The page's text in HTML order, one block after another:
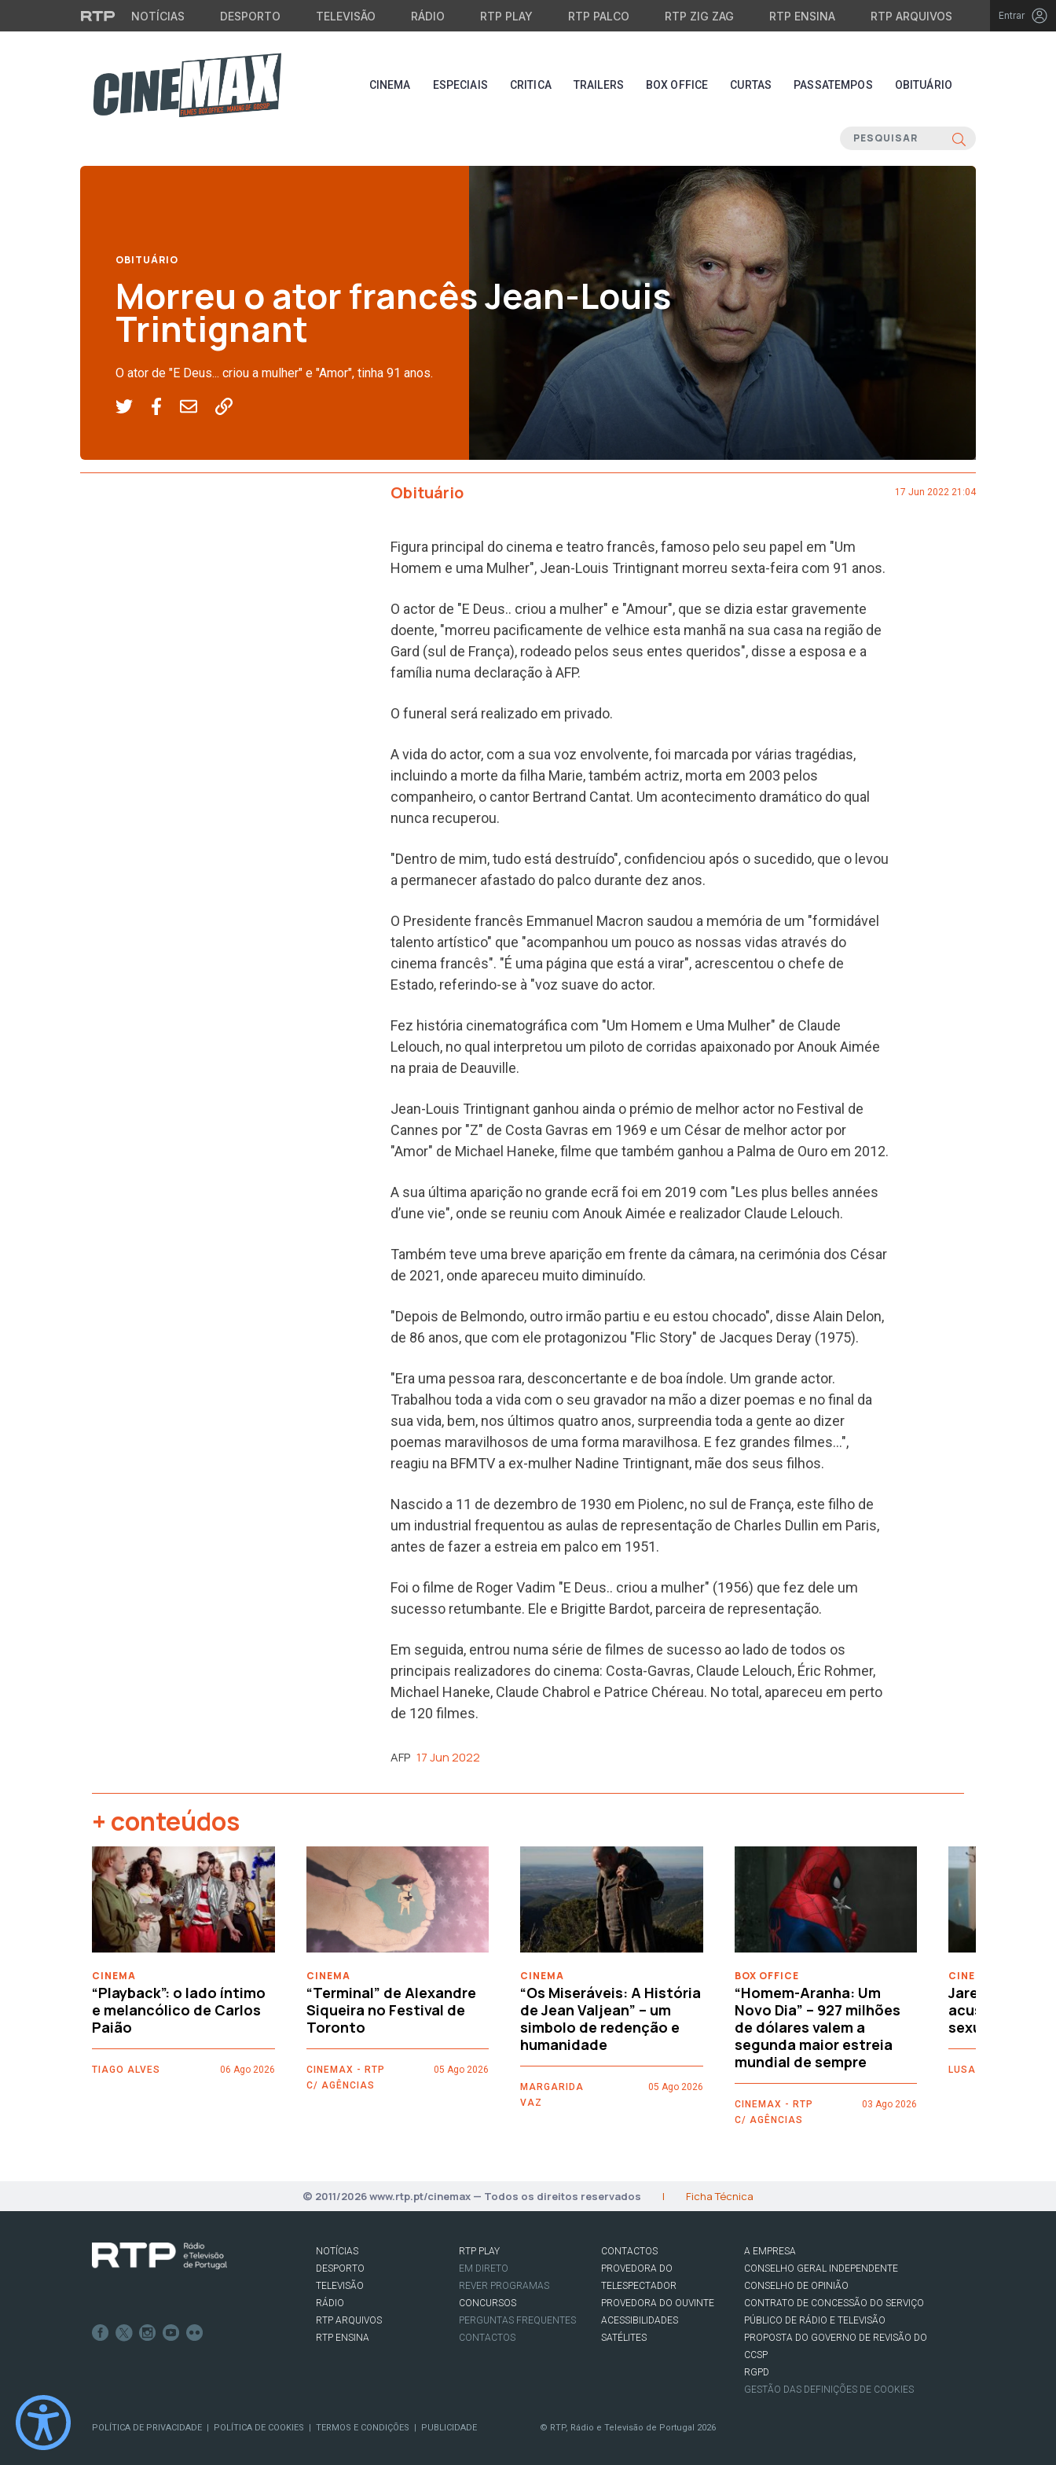
Saltar para o conteúdo principal
NOTÍCIAS DESPORTO TELEVISÃO RÁDIO RTP PLAY RTP PALCO RTP ZIG ZAG RTP ENSINA RTP ARQUIVOS Entrar
CINEMA ESPECIAIS CRITICA TRAILERS BOX OFFICE CURTAS PASSATEMPOS OBITUÁRIO
OBITUÁRIO
Morreu o ator francês Jean-Louis
Trintignant
O ator de "E Deus... criou a mulher" e "Amor", tinha 91 anos.
Obituário 17 Jun 2022 21:04
Figura principal do cinema e teatro francês, famoso pelo seu papel em "Um
Homem e uma Mulher", Jean-Louis Trintignant morreu sexta-feira com 91 anos.
O actor de "E Deus.. criou a mulher" e "Amour", que se dizia estar gravemente
doente, "morreu pacificamente de velhice esta manhã na sua casa na região de
Gard (sul de França), rodeado pelos seus entes queridos", disse a esposa e a
família numa declaração à AFP.
O funeral será realizado em privado.
A vida do actor, com a sua voz envolvente, foi marcada por várias tragédias,
incluindo a morte da filha Marie, também actriz, morta em 2003 pelos
companheiro, o cantor Bertrand Cantat. Um acontecimento dramático do qual
nunca recuperou.
"Dentro de mim, tudo está destruído", confidenciou após o sucedido, que o levou
a permanecer afastado do palco durante dez anos.
O Presidente francês Emmanuel Macron saudou a memória de um "formidável
talento artístico" que "acompanhou um pouco as nossas vidas através do
cinema francês". "É uma página que está a virar", acrescentou o chefe de
Estado, referindo-se à "voz suave do actor.
Fez história cinematográfica com "Um Homem e Uma Mulher" de Claude
Lelouch, no qual interpretou um piloto de corridas apaixonado por Anouk Aimée
na praia de Deauville.
Jean-Louis Trintignant ganhou ainda o prémio de melhor actor no Festival de
Cannes por "Z" de Costa Gavras em 1969 e um César de melhor actor por
"Amor" de Michael Haneke, filme que também ganhou a Palma de Ouro em 2012.
A sua última aparição no grande ecrã foi em 2019 com "Les plus belles années
d’une vie", onde se reuniu com Anouk Aimée e realizador Claude Lelouch.
Também teve uma breve aparição em frente da câmara, na cerimónia dos César
de 2021, onde apareceu muito diminuído.
"Depois de Belmondo, outro irmão partiu e eu estou chocado", disse Alain Delon,
de 86 anos, que com ele protagonizou "Flic Story" de Jacques Deray (1975).
"Era uma pessoa rara, desconcertante e de boa índole. Um grande actor.
Trabalhou toda a vida com o seu gravador na mão a dizer poemas e no final da
sua vida, bem, nos últimos quatro anos, surpreendia toda a gente ao dizer
poemas maravilhosos de uma forma maravilhosa. E fez grandes filmes…",
reagiu na BFMTV a ex-mulher Nadine Trintignant, mãe dos seus filhos.
Nascido a 11 de dezembro de 1930 em Piolenc, no sul de França, este filho de
um industrial frequentou as aulas de representação de Charles Dullin em Paris,
antes de fazer a estreia em palco em 1951.
Foi o filme de Roger Vadim "E Deus.. criou a mulher" (1956) que fez dele um
sucesso retumbante. Ele e Brigitte Bardot, parceira de representação.
Em seguida, entrou numa série de filmes de sucesso ao lado de todos os
principais realizadores do cinema: Costa-Gavras, Claude Lelouch, Éric Rohmer,
Michael Haneke, Claude Chabrol e Patrice Chéreau. No total, apareceu em perto
de 120 filmes.
AFP 17 Jun 2022
+ conteúdos
CINEMA
“Playback”: o lado íntimo
e melancólico de Carlos
Paião
TIAGO ALVES 06 Ago 2026
CINEMA
“Terminal” de Alexandre
Siqueira no Festival de
Toronto
CINEMAX - RTP
C/ AGÊNCIAS
05 Ago 2026
CINEMA
“Os Miseráveis: A História
de Jean Valjean” – um
simbolo de redenção e
humanidade
MARGARIDA
VAZ
05 Ago 2026
BOX OFFICE
“Homem-Aranha: Um
Novo Dia” – 927 milhões
de dólares valem a
segunda maior estreia
mundial de sempre
CINEMAX - RTP
C/ AGÊNCIAS
03 Ago 2026
CINEMA
Jared Leto
acusações de
sexuais
LUSA
‹
© 2011/2026 www.rtp.pt/cinemax — Todos os direitos reservados | Ficha Técnica
NOTÍCIAS
DESPORTO
TELEVISÃO
RÁDIO
RTP ARQUIVOS
RTP ENSINA
RTP PLAY
EM DIRETO
REVER PROGRAMAS
CONCURSOS
PERGUNTAS FREQUENTES
CONTACTOS
CONTACTOS
PROVEDORA DO
TELESPECTADOR
PROVEDORA DO OUVINTE
ACESSIBILIDADES
SATÉLITES
A EMPRESA
CONSELHO GERAL INDEPENDENTE
CONSELHO DE OPINIÃO
CONTRATO DE CONCESSÃO DO SERVIÇO
PÚBLICO DE RÁDIO E TELEVISÃO
PROPOSTA DO GOVERNO DE REVISÃO DO
CCSP
RGPD
GESTÃO DAS DEFINIÇÕES DE COOKIES
POLÍTICA DE PRIVACIDADE POLÍTICA DE COOKIES TERMOS E CONDIÇÕES PUBLICIDADE © RTP, Rádio e Televisão de Portugal 2026